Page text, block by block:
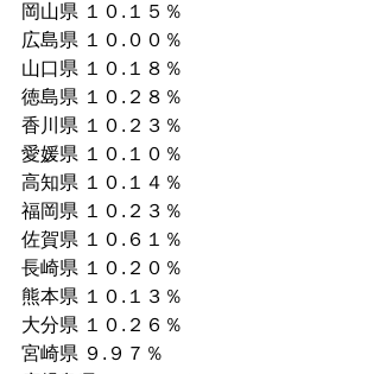
岡山県 １０.１５％
広島県 １０.００％
山口県 １０.１８％
徳島県 １０.２８％
香川県 １０.２３％
愛媛県 １０.１０％
高知県 １０.１４％
福岡県 １０.２３％
佐賀県 １０.６１％
長崎県 １０.２０％
熊本県 １０.１３％
大分県 １０.２６％
宮崎県 ９.９７％